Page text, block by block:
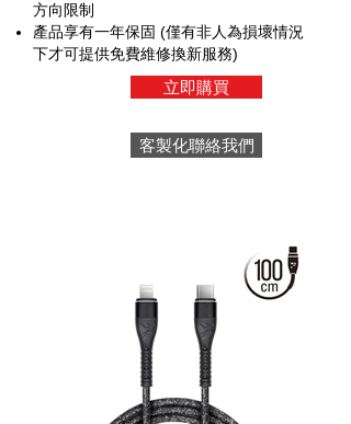
方向限制
產品享有一年保固 (僅有非人為損壞情況
下才可提供免費維修換新服務)
立即購買
客製化聯絡我們